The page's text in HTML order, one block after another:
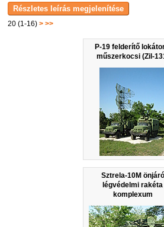
20 (1-16)> >>
P-19 felderítő
műszerkocsi (Zil-
Sztrela-10M önjáró
légvédelmi rakéta
komplexum